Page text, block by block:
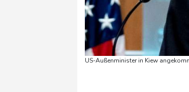
US-Außenminister in Kiew